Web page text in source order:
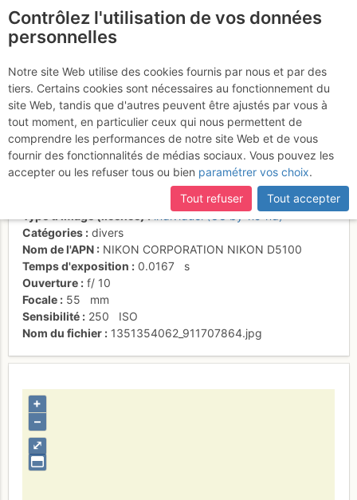
certaines pages ne sont plus accessibles, manquantes ou
incomplètes, déconnectez-vous puis reconnectez-vous à votre
compte sur le site.
Tête de Lassy - pas
méchant !
Activités
Date/heure
individuel (CC by-nc-nd)
Catégories
divers
Nom de l'APN
NIKON CORPORATION NIKON D5100
Temps d'exposition
0.0167
s
Ouverture
f/ 10
Focale
55
mm
Sensibilité
250
ISO
Nom du fichier
1351354062_911707864.jpg
⤢
+
–
Contrôlez l'utilisation de vos données
personnelles
Notre site Web utilise des cookies fournis par nous et par des
tiers. Certains cookies sont nécessaires au fonctionnement du
site Web, tandis que d'autres peuvent être ajustés par vous à
tout moment, en particulier ceux qui nous permettent de
comprendre les performances de notre site Web et de vous
fournir des fonctionnalités de médias sociaux. Vous pouvez les
accepter ou les refuser tous ou bien paramétrer vos choix.
Tout refuser
Tout accepter